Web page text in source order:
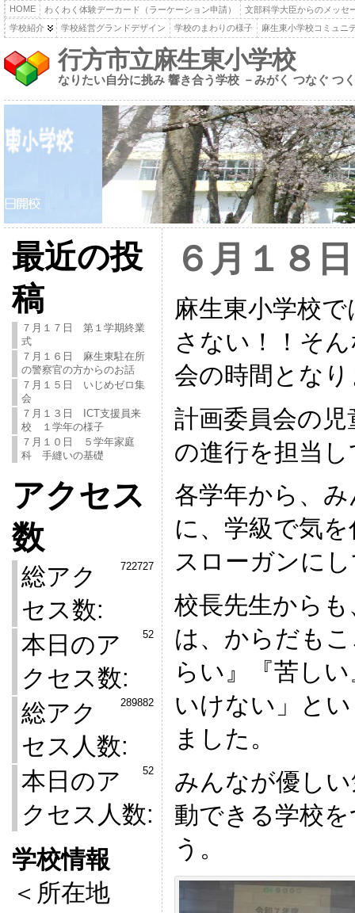
HOME わくわく体験デーカード（ラーケーション申請）
文部科学大臣からのメッセ
学校紹介
学校経営グランドデザイン 学校のまわりの様子 麻生東小学校コミュニ
行方市立麻生東小学校
なりたい自分に挑み 響き合う学校 －みがく つなぐ つ
最近の投
稿
７月１７日 第１学期終業
式
７月１６日 麻生東駐在所
の警察官の方からのお話
７月１５日 いじめゼロ集
会
７月１３日 ICT支援員来
校 １学年の様子
７月１０日 ５学年家庭
科 手縫いの基礎
アクセス
数
722727
総アク
セス数:
52
本日のア
クセス数:
289882
総アク
セス人数:
52
本日のア
クセス人数:
学校情報
＜所在地
６月１８
麻生東小学校
さない！！そ
会の時間とな
計画委員会の
の進行を担当
各学年から、
に、学級で気
スローガンに
校長先生から
は、からだも
らい』『苦し
いけない」と
ました。
みんなが優し
動できる学校
う。